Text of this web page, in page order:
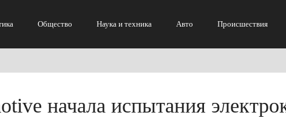
Общество Наука и техника Авто Происшествия
начала испытания